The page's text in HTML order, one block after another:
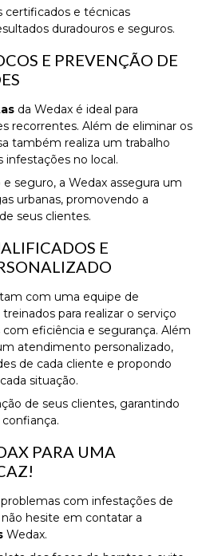
certificados e técnicas
duradouros e seguros.
E PREVENÇÃO DE
da Wedax é ideal para
recorrentes. Além de eliminar os
também realiza um trabalho
no local.
seguro, a Wedax assegura um
urbanas, promovendo a
seus clientes.
E
com uma equipe de
para realizar o serviço
eficiência e segurança. Além
atendimento personalizado,
de cada cliente e propondo
situação.
de seus clientes, garantindo
PARA UMA
com infestações de
hesite em contatar a
Wedax.